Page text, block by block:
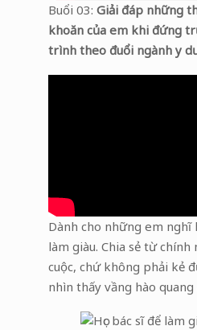
Buổi 03: Giải đáp những
khoăn của em khi đứng
trình theo đuổi ngành y
Dành cho những em nghĩ
làm giàu. Chia sẻ từ
cuộc, chứ không phải kẻ
nhìn thấy vầng hào quang